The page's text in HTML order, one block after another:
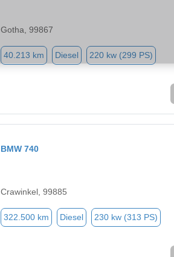
Gotha, 99867
40.213 km Diesel 220 kw (299 PS)
BMW 740
Crawinkel, 99885
322.500 km Diesel 230 kw (313 PS)